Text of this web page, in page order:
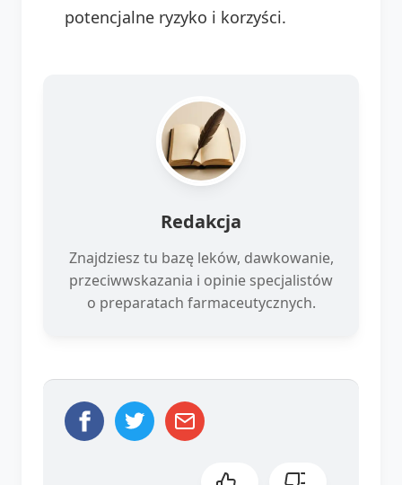
potencjalne ryzyko i korzyści.
Redakcja
Znajdziesz tu bazę leków, dawkowanie,
przeciwwskazania i opinie specjalistów
o preparatach farmaceutycznych.